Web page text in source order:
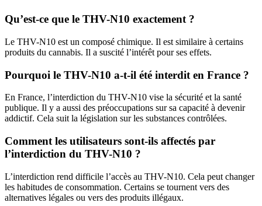
Qu’est-ce que le THV-N10 exactement ?
Le THV-N10 est un composé chimique. Il est similaire à certains
produits du cannabis. Il a suscité l’intérêt pour ses effets.
Pourquoi le THV-N10 a-t-il été interdit en France ?
En France, l’interdiction du THV-N10 vise la sécurité et la santé
publique. Il y a aussi des préoccupations sur sa capacité à devenir
addictif. Cela suit la législation sur les substances contrôlées.
Comment les utilisateurs sont-ils affectés par
l’interdiction du THV-N10 ?
L’interdiction rend difficile l’accès au THV-N10. Cela peut changer
les habitudes de consommation. Certains se tournent vers des
alternatives légales ou vers des produits illégaux.